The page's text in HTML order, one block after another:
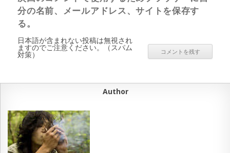
分の名前、メールアドレス、サイトを保存す
る。
日本語が含まれない投稿は無視され
ますのでご注意ください。（スパム
対策）
Author